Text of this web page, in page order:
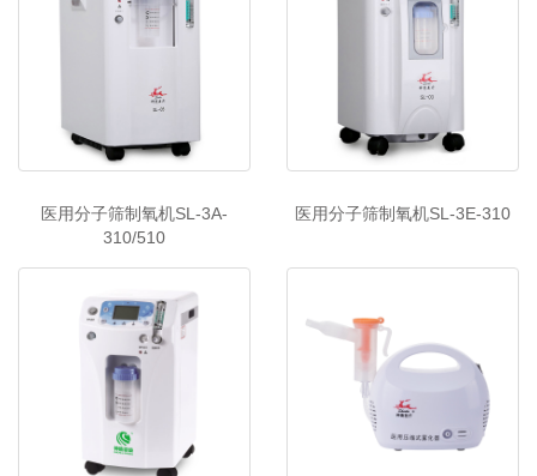
医用分子筛制氧机SL-3A-
310/510
医用分子筛制氧机SL-3E-310